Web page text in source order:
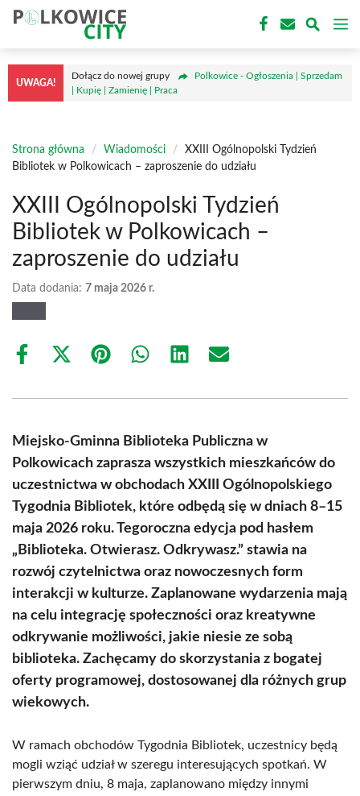
Przejdź
treści
UWAGA!
Dołącz do nowej grupy
Polkowice - Ogłoszenia | Sprzedam
| Kupię | Zamienię | Praca
Strona główna / Wiadomości /
XXIII Ogólnopolski Tydzień
Bibliotek w Polkowicach – zaproszenie do udziału
XXIII Ogólnopolski Tydzień
Bibliotek w Polkowicach –
zaproszenie do udziału
Data dodania: 7 maja 2026 r.
Share
Share
(Twitter)
Share Share Share Share
Miejsko-Gminna Biblioteka Publiczna w
Polkowicach zaprasza wszystkich mieszkańców do
uczestnictwa w obchodach XXIII Ogólnopolskiego
Tygodnia Bibliotek, które odbędą się w dniach 8–15
maja 2026 roku. Tegoroczna edycja pod hasłem
„Biblioteka. Otwierasz. Odkrywasz.” stawia na
rozwój czytelnictwa oraz nowoczesnych form
interakcji w kulturze. Zaplanowane wydarzenia mają
na celu integrację społeczności oraz kreatywne
odkrywanie możliwości, jakie niesie ze sobą
biblioteka. Zachęcamy do skorzystania z bogatej
oferty programowej, dostosowanej dla różnych grup
wiekowych.
W ramach obchodów Tygodnia Bibliotek, uczestnicy będą
mogli wziąć udział w szeregu interesujących spotkań. W
pierwszym dniu, 8 maja, zaplanowano między innymi